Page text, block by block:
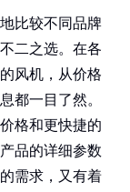
比较不同品牌
二之选。在各
风机，从价格
都一目了然。
格和更快捷的
品的详细参数
需求，又有着